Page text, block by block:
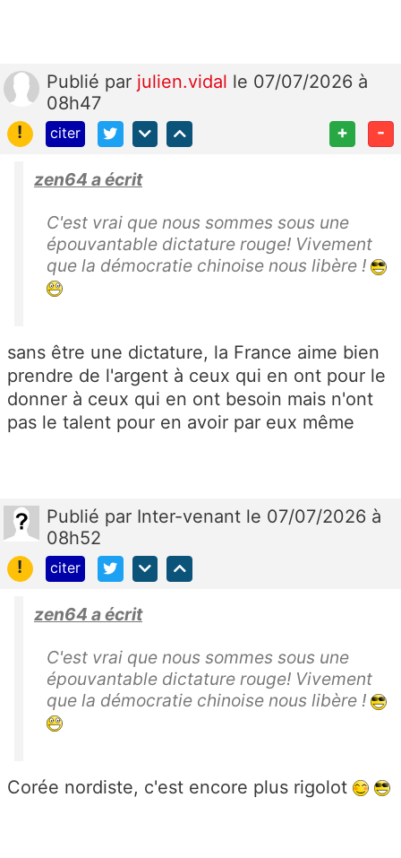
Publié par julien.vidal le 07/07/2026 à
08h47
!
citer + -
zen64 a écrit
C'est vrai que nous sommes sous une
épouvantable dictature rouge! Vivement
que la démocratie chinoise nous libère !
sans être une dictature, la France aime bien
prendre de l'argent à ceux qui en ont pour le
donner à ceux qui en ont besoin mais n'ont
pas le talent pour en avoir par eux même
Publié par Inter-venant le 07/07/2026 à
08h52
!
citer
zen64 a écrit
C'est vrai que nous sommes sous une
épouvantable dictature rouge! Vivement
que la démocratie chinoise nous libère !
Corée nordiste, c'est encore plus rigolot